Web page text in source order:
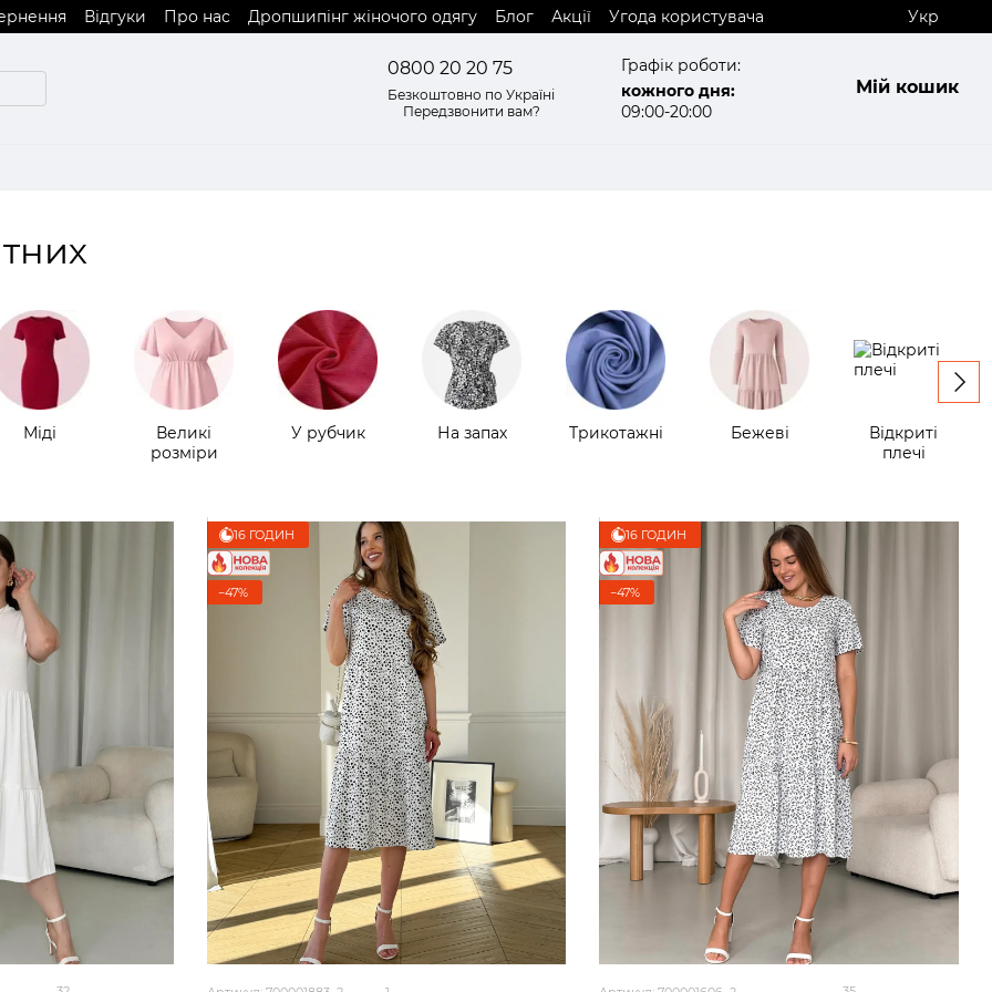
Відгуки Про нас Дропшипінг жіночого одягу Блог Акції
Угода користувача
Укр
0800 20 20 75
Безкоштовно по Україні
Передзвонити вам?
Графік роботи:
кожного дня:
09:00-20:00
Мій кошик
Міді
Великі
розміри
У рубчик На запах Трикотажні Бежеві
Відкриті
плечі
16 ГОДИН
−47%
16 ГОДИН
−47%